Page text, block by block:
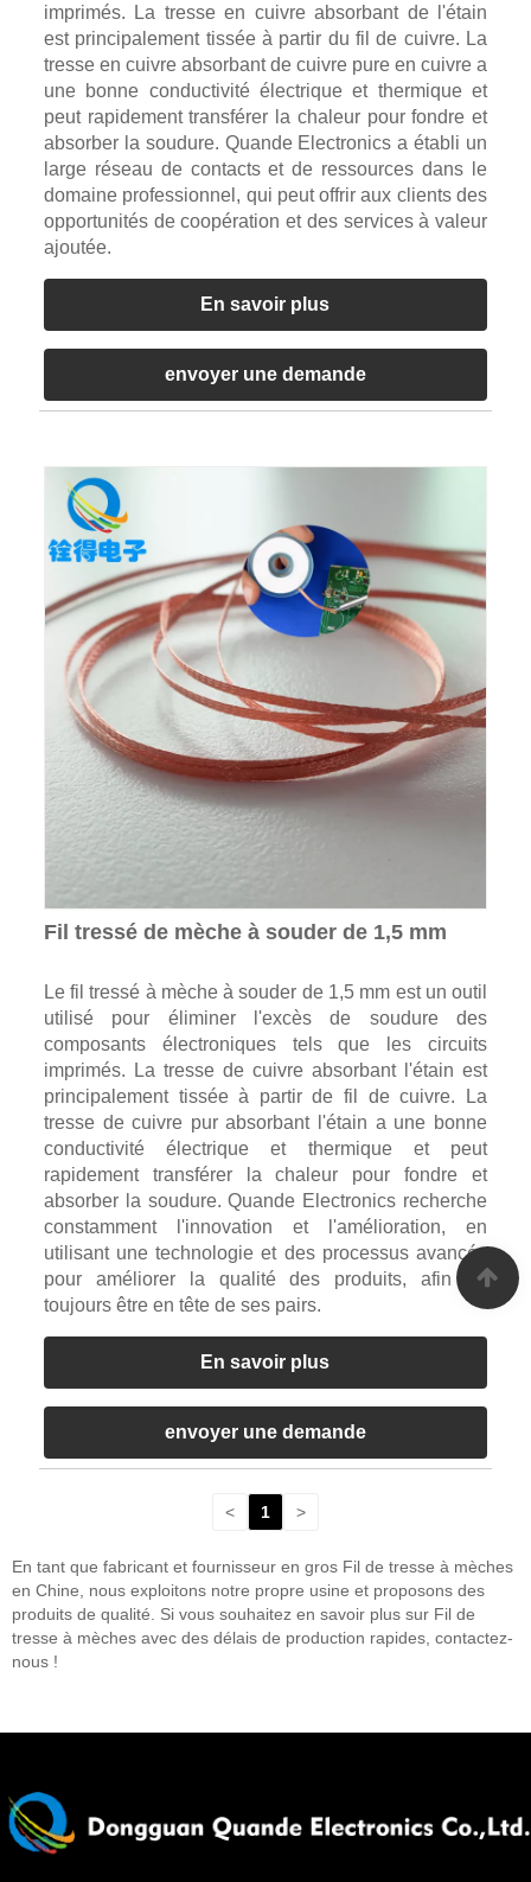
imprimés. La tresse en cuivre absorbant de l'étain
est principalement tissée à partir du fil de cuivre. La
tresse en cuivre absorbant de cuivre pure en cuivre a
une bonne conductivité électrique et thermique et
peut rapidement transférer la chaleur pour fondre et
absorber la soudure. Quande Electronics a établi un
large réseau de contacts et de ressources dans le
domaine professionnel, qui peut offrir aux clients des
opportunités de coopération et des services à valeur
ajoutée.
En savoir plus
envoyer une demande
Fil tressé de mèche à souder de 1,5 mm
Le fil tressé à mèche à souder de 1,5 mm est un outil
utilisé pour éliminer l'excès de soudure des
composants électroniques tels que les circuits
imprimés. La tresse de cuivre absorbant l'étain est
principalement tissée à partir de fil de cuivre. La
tresse de cuivre pur absorbant l'étain a une bonne
conductivité électrique et thermique et peut
rapidement transférer la chaleur pour fondre et
absorber la soudure. Quande Electronics recherche
constamment l'innovation et l'amélioration, en
utilisant une technologie et des processus avancés
pour améliorer la qualité des produits, afin de
toujours être en tête de ses pairs.
En savoir plus
envoyer une demande
< 1 >
En tant que fabricant et fournisseur en gros Fil de tresse à mèches
en Chine, nous exploitons notre propre usine et proposons des
produits de qualité. Si vous souhaitez en savoir plus sur Fil de
tresse à mèches avec des délais de production rapides, contactez-
nous !